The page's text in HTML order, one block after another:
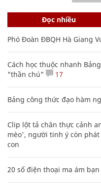
Đọc nhiều
Phó Đoàn ĐBQH Hà Giang
Cách học thuộc nhanh
"thần chú"
17
Bảng công thức đạo hàm
Clip lột tả chân thực cảnh
mèo', người tinh ý còn
con
20 số điện thoại ma ám